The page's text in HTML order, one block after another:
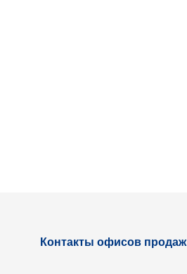
Контакты офисов продаж